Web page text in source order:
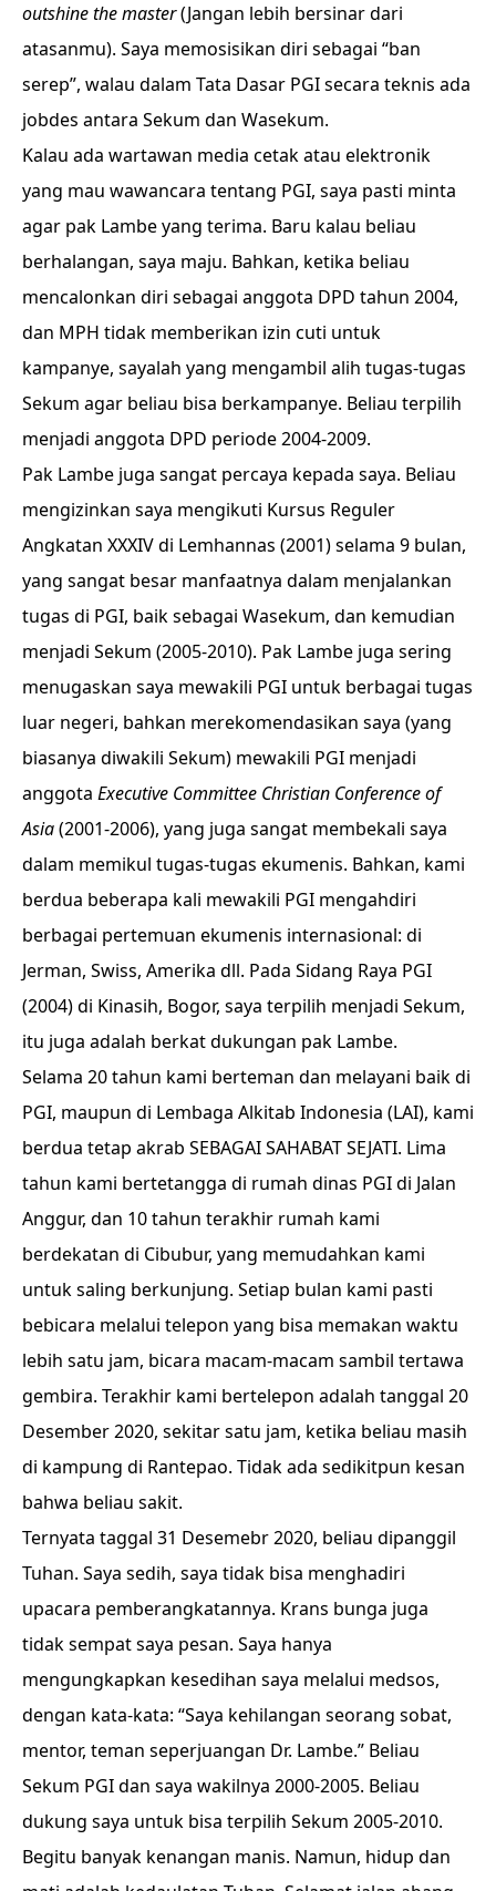
outshine the master(Jangan lebih bersinar dari
atasanmu). Saya memosisikan diri sebagai “ban
serep”, walau dalam Tata Dasar PGI secara teknis ada
jobdes antara Sekum dan Wasekum.
Kalau ada wartawan media cetak atau elektronik
yang mau wawancara tentang PGI, saya pasti minta
agar pak Lambe yang terima. Baru kalau beliau
berhalangan, saya maju. Bahkan, ketika beliau
mencalonkan diri sebagai anggota DPD tahun 2004,
dan MPH tidak memberikan izin cuti untuk
kampanye, sayalah yang mengambil alih tugas-tugas
Sekum agar beliau bisa berkampanye. Beliau terpilih
menjadi anggota DPD periode 2004-2009.
Pak Lambe juga sangat percaya kepada saya. Beliau
mengizinkan saya mengikuti Kursus Reguler
Angkatan XXXIV di Lemhannas (2001) selama 9 bulan,
yang sangat besar manfaatnya dalam menjalankan
tugas di PGI, baik sebagai Wasekum, dan kemudian
menjadi Sekum (2005-2010). Pak Lambe juga sering
menugaskan saya mewakili PGI untuk berbagai tugas
luar negeri, bahkan merekomendasikan saya (yang
biasanya diwakili Sekum) mewakili PGI menjadi
anggota Executive Committee Christian Conference of
Asia(2001-2006), yang juga sangat membekali saya
dalam memikul tugas-tugas ekumenis. Bahkan, kami
berdua beberapa kali mewakili PGI mengahdiri
berbagai pertemuan ekumenis internasional: di
Jerman, Swiss, Amerika dll. Pada Sidang Raya PGI
(2004) di Kinasih, Bogor, saya terpilih menjadi Sekum,
itu juga adalah berkat dukungan pak Lambe.
Selama 20 tahun kami berteman dan melayani baik di
PGI, maupun di Lembaga Alkitab Indonesia (LAI), kami
berdua tetap akrab SEBAGAI SAHABAT SEJATI. Lima
tahun kami bertetangga di rumah dinas PGI di Jalan
Anggur, dan 10 tahun terakhir rumah kami
berdekatan di Cibubur, yang memudahkan kami
untuk saling berkunjung. Setiap bulan kami pasti
bebicara melalui telepon yang bisa memakan waktu
lebih satu jam, bicara macam-macam sambil tertawa
gembira. Terakhir kami bertelepon adalah tanggal 20
Desember 2020, sekitar satu jam, ketika beliau masih
di kampung di Rantepao. Tidak ada sedikitpun kesan
bahwa beliau sakit.
Ternyata taggal 31 Desemebr 2020, beliau dipanggil
Tuhan. Saya sedih, saya tidak bisa menghadiri
upacara pemberangkatannya. Krans bunga juga
tidak sempat saya pesan. Saya hanya
mengungkapkan kesedihan saya melalui medsos,
dengan kata-kata: “Saya kehilangan seorang sobat,
mentor, teman seperjuangan Dr. Lambe.” Beliau
Sekum PGI dan saya wakilnya 2000-2005. Beliau
dukung saya untuk bisa terpilih Sekum 2005-2010.
Begitu banyak kenangan manis. Namun, hidup dan